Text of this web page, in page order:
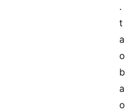
.
t
a
o
b
a
o